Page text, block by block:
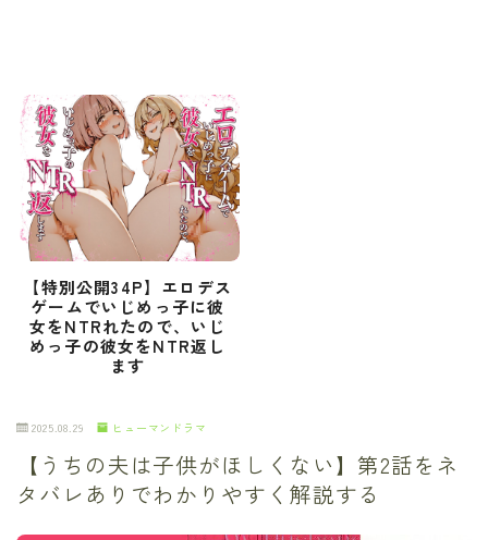
【特別公開34P】エロデス
ゲームでいじめっ子に彼
女をNTRれたので、いじ
めっ子の彼女をNTR返し
ます
2025.08.29 ヒューマンドラマ
【うちの夫は子供がほしくない】第2話をネ
タバレありでわかりやすく解説する